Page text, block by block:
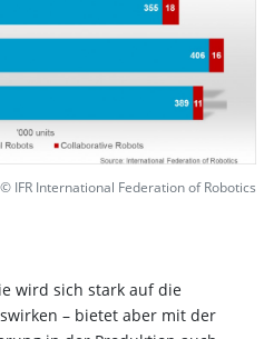
© IFR International Federation of Robotics
wird sich stark auf die
– bietet aber mit der